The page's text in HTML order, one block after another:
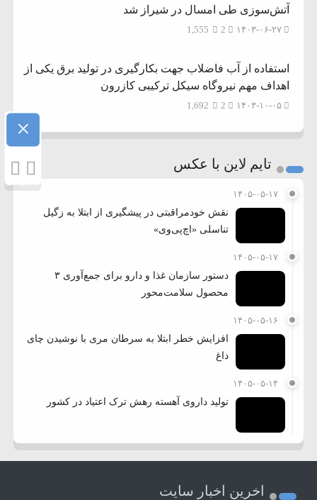
آتش‌سوزی طی امسال در شیراز شد
۱۴۰۳-۰۶-۲۷ 1,555
استفاده از آب فاضلاب جهت بکارگیری در تولید برق یکی از
اهداف مهم نیروگاه سیکل ترکیبی کازرون
۱۴۰۳-۱۰-۰۵ 1,692
تایم لاین با عکس
۱۴۰۵-۰۵-۱۷
نقش خودمراقبتی در پیشگیری از ابتلا به زگیل
تناسلی «اچ‌پی‌وی»
۱۴۰۵-۰۵-۱۷
دستور سازمان غذا و دارو برای جمع‌آوری ۳
محصول سلامت‌محور
۱۴۰۵-۰۵-۱۶
افزایش خطر ابتلا به سرطان مری با نوشیدن چای
داغ
۱۴۰۵-۰۵-۱۴
تولید داروی آهسته رهش ترک اعتیاد در کشور
×
اخرین اخبار سایت